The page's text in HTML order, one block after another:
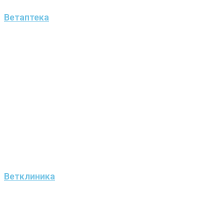
Ветаптека
Ветклиника